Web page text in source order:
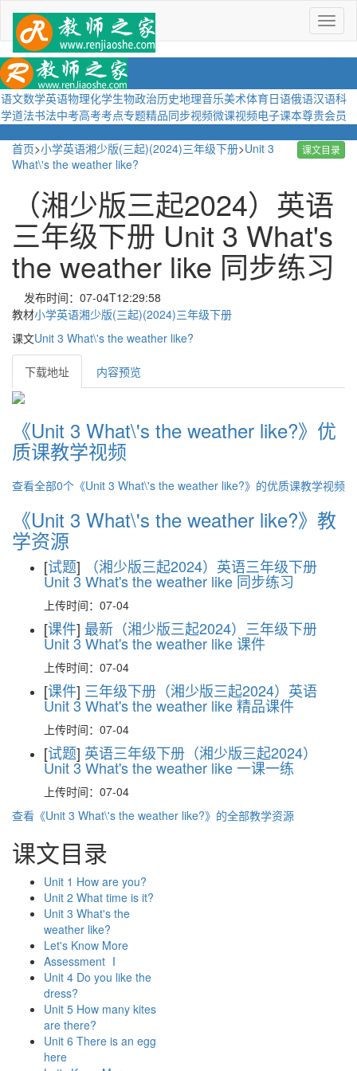
菜
单
语文数学英语物理化学生物政治历史地理音乐美术体育日语俄语汉语科
学道法书法中考高考考点专题精品同步视频微课视频电子课本尊贵会员
课文目录
首页>小学英语湘少版(三起)(2024)三年级下册>Unit 3
What\'s the weather like?
（湘少版三起2024）英语
三年级下册 Unit 3 What's
the weather like 同步练习
发布时间：07-04T12:29:58
教材小学英语湘少版(三起)(2024)三年级下册
课文Unit 3 What\'s the weather like?
下载地址 内容预览
《Unit 3 What\'s the weather like?》优
质课教学视频
查看全部0个《Unit 3 What\'s the weather like?》的优质课教学视频
《Unit 3 What\'s the weather like?》教
学资源
[试题] （湘少版三起2024）英语三年级下册
Unit 3 What's the weather like 同步练习
上传时间：07-04
[课件] 最新（湘少版三起2024）三年级下册
Unit 3 What's the weather like 课件
上传时间：07-04
[课件] 三年级下册（湘少版三起2024）英语
Unit 3 What's the weather like 精品课件
上传时间：07-04
[试题] 英语三年级下册（湘少版三起2024）
Unit 3 What's the weather like 一课一练
上传时间：07-04
查看《Unit 3 What\'s the weather like?》的全部教学资源
课文目录
Unit 1 How are you?
Unit 2 What time is it?
Unit 3 What's the
weather like?
Let's Know More
Assessment Ⅰ
Unit 4 Do you like the
dress?
Unit 5 How many kites
are there?
Unit 6 There is an egg
here